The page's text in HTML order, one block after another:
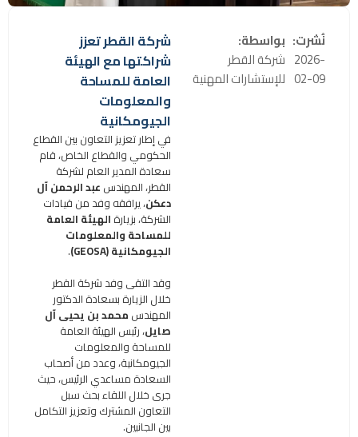
نُشرت:
2026-
02-09
بواسطة:
شركة القطر
للإستشارات المهنية
شركة القطر تعزز
شراكتها مع الهيئة
العامة للمساحة
والمعلومات
الجيومكانية
في إطار تعزيز التعاون بين القطاع
الحكومي والقطاع الخاص، قام
سعادة المدير العام لشركة
القطر، المهندس عبد الرحمن آل
دعكن، يرافقه وفد من قيادات
الشركة، بزيارة الهيئة العامة
للمساحة والمعلومات
الجيومكانية(GEOSA)
.
وقد التقى وفد شركة القطر
خلال الزيارة بسعادة الدكتور
المهندس محمد بن يحيى آل
صايل، رئيس الهيئة العامة
للمساحة والمعلومات
الجيومكانية، وعدد من أصحاب
السعادة مساعدي الرئيس، حيث
جرى خلال اللقاء بحث سبل
التعاون المشترك وتعزيز التكامل
بين الجانبين.